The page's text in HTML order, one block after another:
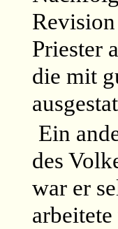
Priester
die mit
Ein
des
war er